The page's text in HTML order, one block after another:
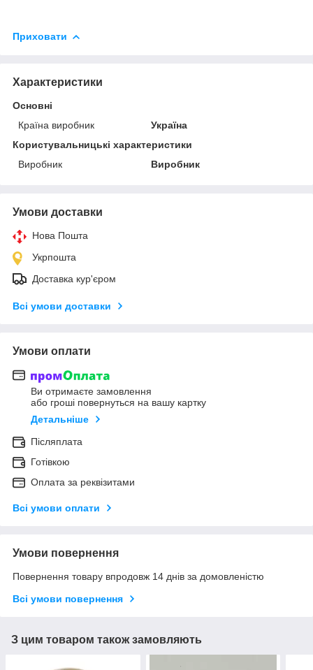
Приховати
Характеристики
Основні
Країна виробник
Україна
Користувальницькі характеристики
Виробник
Виробник
Умови доставки
Нова Пошта
Укрпошта
Доставка кур'єром
Всі умови доставки
Умови оплати
Ви отримаєте замовлення
або гроші повернуться на вашу картку
Детальніше
Післяплата
Готівкою
Оплата за реквізитами
Всі умови оплати
Умови повернення
Повернення товару впродовж 14 днів за домовленістю
Всі умови повернення
З цим товаром також замовляють